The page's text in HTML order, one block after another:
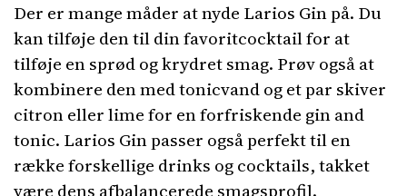
Der er mange måder at nyde Larios Gin på. Du
kan tilføje den til din favoritcocktail for at
tilføje en sprød og krydret smag. Prøv også at
kombinere den med tonicvand og et par skiver
citron eller lime for en forfriskende gin and
tonic. Larios Gin passer også perfekt til en
række forskellige drinks og cocktails, takket
være dens afbalancerede smagsprofil.